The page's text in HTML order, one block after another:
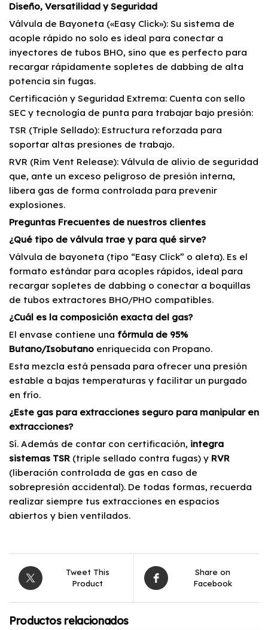
Diseño, Versatilidad y Seguridad
Válvula de Bayoneta («Easy Click»): Su sistema de
acople rápido no solo es ideal para conectar a
inyectores de tubos BHO, sino que es perfecto para
recargar rápidamente sopletes de dabbing de alta
potencia sin fugas.
Certificación y Seguridad Extrema: Cuenta con sello
SEC y tecnología de punta para trabajar bajo presión:
TSR (Triple Sellado): Estructura reforzada para
soportar altas presiones de trabajo.
RVR (Rim Vent Release): Válvula de alivio de seguridad
que, ante un exceso peligroso de presión interna,
libera gas de forma controlada para prevenir
explosiones.
Preguntas Frecuentes de nuestros clientes
¿Qué tipo de válvula trae y para qué sirve?
Válvula de bayoneta (tipo “Easy Click” o aleta). Es el
formato estándar para acoples rápidos, ideal para
recargar sopletes de dabbing o conectar a boquillas
de tubos extractores BHO/PHO compatibles.
¿Cuál es la composición exacta del gas?
El envase contiene una fórmula de 95%
Butano/Isobutano enriquecida con Propano.
Esta mezcla está pensada para ofrecer una presión
estable a bajas temperaturas y facilitar un purgado
en frío.
¿Este gas para extracciones seguro para manipular en
extracciones?
Sí. Además de contar con certificación, integra
sistemas TSR (triple sellado contra fugas) y RVR
(liberación controlada de gas en caso de
sobrepresión accidental). De todas formas, recuerda
realizar siempre tus extracciones en espacios
abiertos y bien ventilados.
Tweet This
Product
Share on
Facebook
Productos relacionados